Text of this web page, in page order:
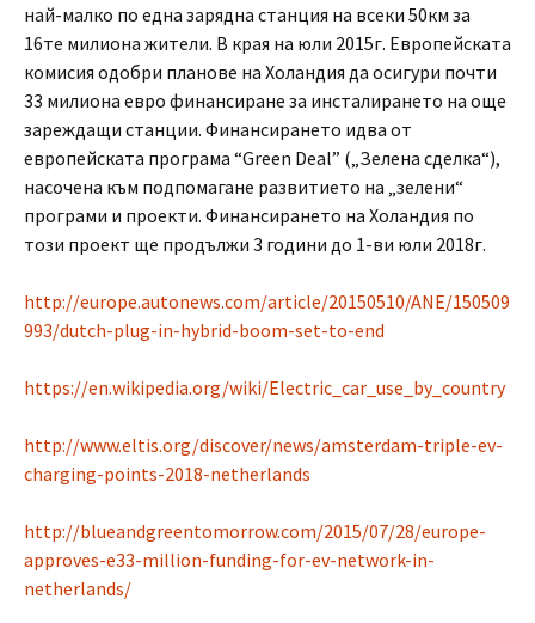
най-малко по една зарядна станция на всеки 50км за
16те милиона жители. В края на юли 2015г. Европейската
комисия одобри планове на Холандия да осигури почти
33 милиона евро финансиране за инсталирането на още
зареждащи станции. Финансирането идва от
европейската програма “Green Deal” („Зелена сделка“),
насочена към подпомагане развитието на „зелени“
програми и проекти. Финансирането на Холандия по
този проект ще продължи 3 години до 1-ви юли 2018г.
http://europe.autonews.com/article/20150510/ANE/150509
993/dutch-plug-in-hybrid-boom-set-to-end
https://en.wikipedia.org/wiki/Electric_car_use_by_country
http://www.eltis.org/discover/news/amsterdam-triple-ev-
charging-points-2018-netherlands
http://blueandgreentomorrow.com/2015/07/28/europe-
approves-e33-million-funding-for-ev-network-in-
netherlands/